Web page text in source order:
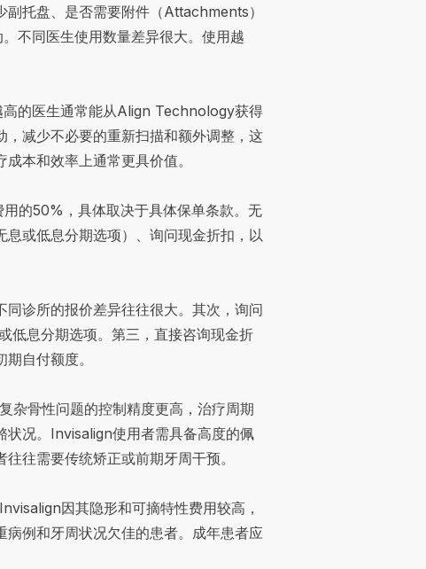
托盘、是否需要附件（Attachments）
不同医生使用数量差异很大。使用越
的医生通常能从Align Technology获得
减少不必要的重新扫描和额外调整，这
本和效率上通常更具价值。
的50%，具体取决于具体保单条款。无
或低息分期选项）、询问现金折扣，以
诊所的报价差异往往很大。其次，询问
低息分期选项。第三，直接咨询现金折
自付额度。
杂骨性问题的控制精度更高，治疗周期
状况。Invisalign使用者需具备高度的佩
往需要传统矫正或前期牙周干预。
因其隐形和可摘特性费用较高，
例和牙周状况欠佳的患者。成年患者应